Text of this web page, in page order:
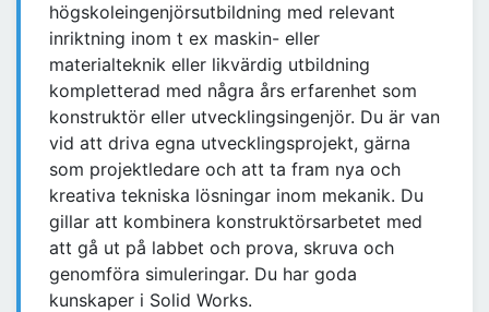
högskoleingenjörsutbildning med relevant
inriktning inom t ex maskin- eller
materialteknik eller likvärdig utbildning
kompletterad med några års erfarenhet som
konstruktör eller utvecklingsingenjör. Du är van
vid att driva egna utvecklingsprojekt, gärna
som projektledare och att ta fram nya och
kreativa tekniska lösningar inom mekanik. Du
gillar att kombinera konstruktörsarbetet med
att gå ut på labbet och prova, skruva och
genomföra simuleringar. Du har goda
kunskaper i Solid Works.